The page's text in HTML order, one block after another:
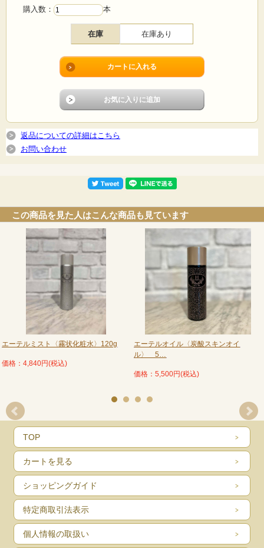
・スキンケアをしているのに、肌がゆらぎやすく不安定に感じる
・季節の変わり目や体調によって、肌の調子が乱れやすい
・年齢とともにハリ・弾力の低下を感じ、たるみが気になる
・安心して長く続けられる基礎化粧品が見つからない
代替医療師vanillaの新しい理論で作られるエーテル美容化粧品。
ぜひ、体感されてください。
エーテルミストで肌を整えたあと、ふんわりと泡をのせるだけで、乾きやすい肌
をやわらかく、しっとりした状態へと導く保湿ケアに。お顔はもちろん、首・デ
朝のスキンケアの仕上げに、夜のリラックスタイムに。心地よい泡の炭酸ケアで
す。
・容器は振らずにご使用ください。
適量を手に取り肌に乗せ、そのまま自然に乾くまでふき取らずにお待ちくださ
・本体を下向きや横向きで使用すると、ガスだけが先に抜けてしまい、最後まで
お使いいただけなくなる場合があります。
必ず、頭部を上にして立てた状態でご使用ください。
・キャップを開けたときや使用後に、まれに液が少し垂れることがございます。
1日1回ほど、残った液を布などで軽く拭いていただくと、より快適にお使いい
ただけます。
★エーテル美容3ステップ★
オイルでメイクとなじませた後の拭き取りや、朝のスキンケア前に。
STEP 1
肌にうるおいを与え、これから始まるケアのための土台を整えます。
STEP 2
きめ細かな泡で肌を包み込み、うるおいを重ねながら、やわらかくなめらかな状
態へ導きます。
STEP 3
エーテルオイル -美容オイル-
ミストとフォームで整えた肌を、やわらかなオイルの膜で包み込む仕上げのステ
ップ。
エーテルミスト、エーテルフォームご使用後、お手持ちのMCTオイルやセントガ
ーデンオイル、アミュレットバームでケアしていただくこともおすすめです。
また、はちみつ美容液(Honey Drop)
購入数： 本
在庫 在庫あり
返品についての詳細はこちら
お問い合わせ
この商品を見た人はこんな商品も見ています
エーテルミスト〈霧状化粧水〉120g
価格：4,840円(税込)
エーテルオイル〈炭酸スキンオイ
ル〉 5…
価格：5,500円(税込)
TOP
カートを見る
ショッピングガイド
特定商取引法表示
個人情報の取扱い